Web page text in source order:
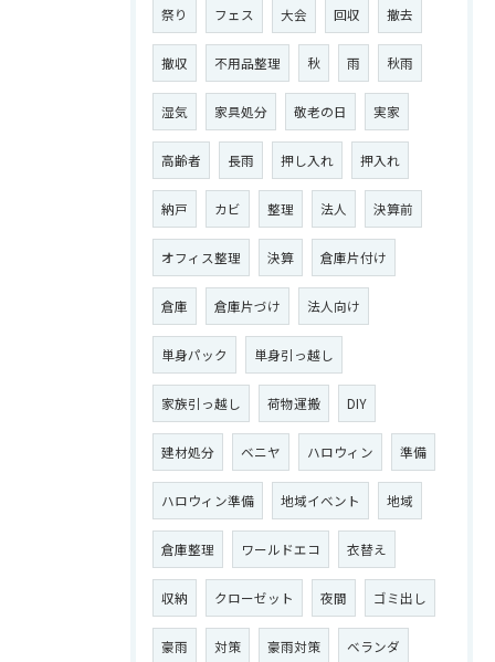
祭り フェス 大会 回収 撤去
撤収 不用品整理 秋 雨 秋雨
湿気 家具処分 敬老の日 実家
高齢者 長雨 押し入れ 押入れ
納戸 カビ 整理 法人 決算前
オフィス整理 決算 倉庫片付け
倉庫 倉庫片づけ 法人向け
単身パック 単身引っ越し
家族引っ越し 荷物運搬 DIY
建材処分 ベニヤ ハロウィン 準備
ハロウィン準備 地域イベント 地域
倉庫整理 ワールドエコ 衣替え
収納 クローゼット 夜間 ゴミ出し
豪雨 対策 豪雨対策 ベランダ
お問い合わせはこちら